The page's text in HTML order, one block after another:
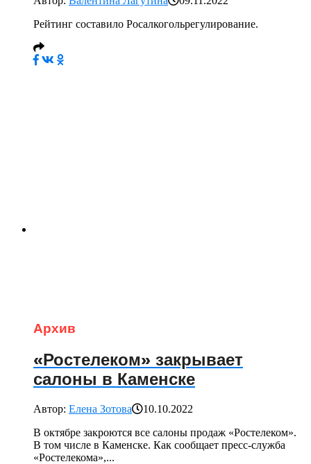
Рейтинг составило Росалкогольрегулирование.
Архив
«Ростелеком» закрывает
салоны в Каменске
Автор: Елена Зотова
10.10.2022
В октябре закроются все салоны продаж «Ростелеком».
В том числе в Каменске. Как сообщает пресс-служба
«Ростелекома»,...